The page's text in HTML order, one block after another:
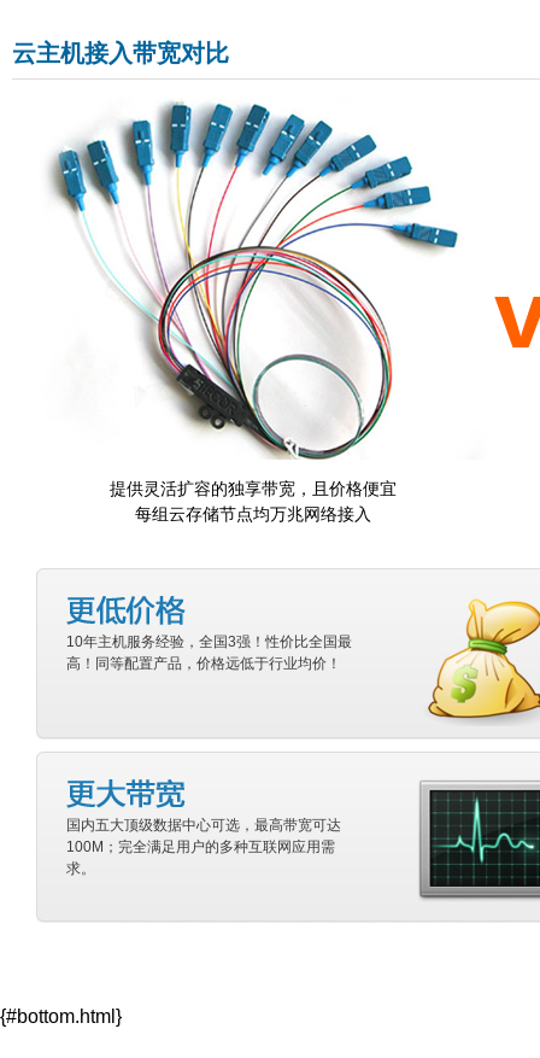
云主机接入带宽对比
提供灵活扩容的独享带宽，且价格便宜
每组云存储节点均万兆网络接入
10年主机服务经验，全国3强！性价比全国最
高！同等配置产品，价格远低于行业均价！
国内五大顶级数据中心可选，最高带宽可达
100M；完全满足用户的多种互联网应用需
求。
{#bottom.html}